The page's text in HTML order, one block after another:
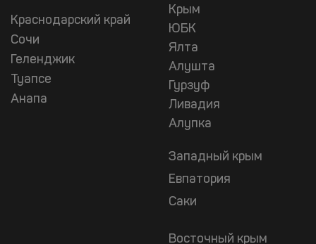
Краснодарский край
Сочи
Геленджик
Туапсе
Анапа
Крым
ЮБК
Ялта
Алушта
Гурзуф
Ливадия
Алупка
Западный крым
Евпатория
Саки
Восточный крым